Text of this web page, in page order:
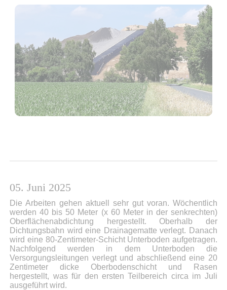
05. Juni 2025
Die Arbeiten gehen aktuell sehr gut voran. Wöchentlich
werden 40 bis 50 Meter (x 60 Meter in der senkrechten)
Oberflächenabdichtung hergestellt. Oberhalb der
Dichtungsbahn wird eine Drainagematte verlegt. Danach
wird eine 80-Zentimeter-Schicht Unterboden aufgetragen.
Nachfolgend werden in dem Unterboden die
Versorgungsleitungen verlegt und abschließend eine 20
Zentimeter dicke Oberbodenschicht und Rasen
hergestellt, was für den ersten Teilbereich circa im Juli
ausgeführt wird.